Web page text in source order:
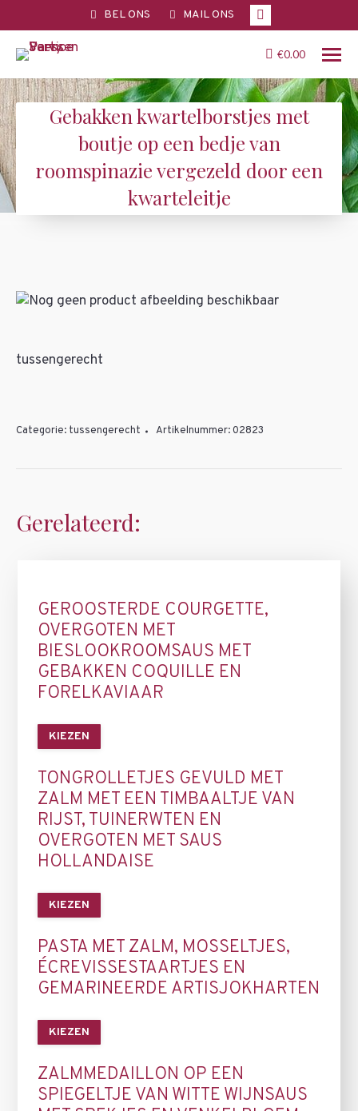
BEL ONS MAIL ONS
page
opens
in
new
window
€0.00
Gebakken kwartelborstjes met
boutje op een bedje van
roomspinazie vergezeld door een
kwarteleitje
You are here:
tussengerecht
Categorie: tussengerecht Artikelnummer:02823
Gerelateerd:
GEROOSTERDE COURGETTE,
OVERGOTEN MET
BIESLOOKROOMSAUS MET
GEBAKKEN COQUILLE EN
FORELKAVIAAR
KIEZEN
TONGROLLETJES GEVULD MET
ZALM MET EEN TIMBAALTJE VAN
RIJST, TUINERWTEN EN
OVERGOTEN MET SAUS
HOLLANDAISE
KIEZEN
PASTA MET ZALM, MOSSELTJES,
ÉCREVISSESTAARTJES EN
GEMARINEERDE ARTISJOKHARTEN
KIEZEN
ZALMMEDAILLON OP EEN
SPIEGELTJE VAN WITTE WIJNSAUS